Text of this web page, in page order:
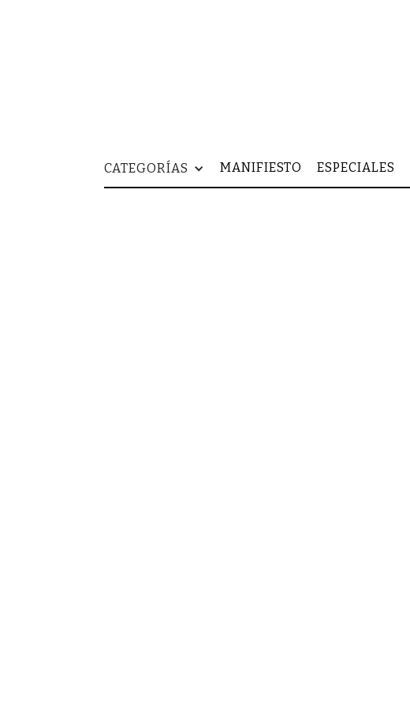
CATEGORÍAS MANIFIESTO ESPECIALES